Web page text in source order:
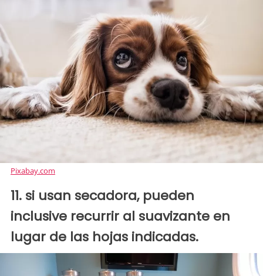
Pixabay.com
11. si usan secadora, pueden
inclusive recurrir al suavizante en
lugar de las hojas indicadas.